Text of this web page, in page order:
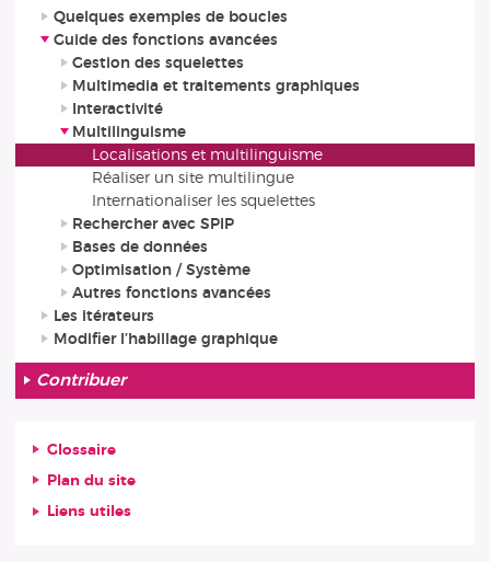
Quelques exemples de boucles
Guide des fonctions avancées
Gestion des squelettes
Multimedia et traitements graphiques
Interactivité
Multilinguisme
Localisations et multilinguisme
Réaliser un site multilingue
Internationaliser les squelettes
Rechercher avec SPIP
Bases de données
Optimisation / Système
Autres fonctions avancées
Les itérateurs
Modifier l’habillage graphique
Contribuer
Glossaire
Plan du site
Liens utiles